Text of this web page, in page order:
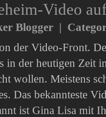
Video
Blogger |
der Video-Front.
in der heutigen Zeit
wollen. Meistens
Das bekannteste
ist Gina Lisa mit